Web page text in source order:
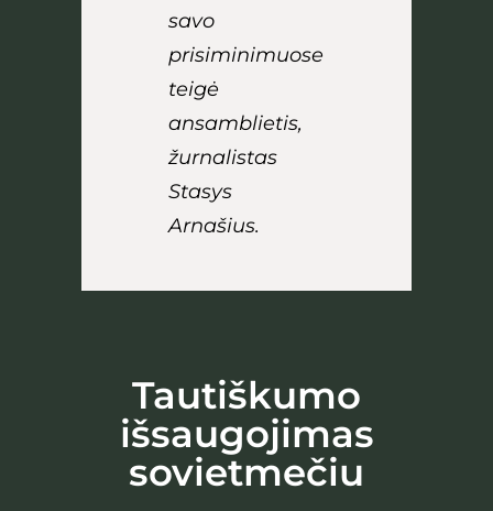
savo
prisiminimuose
teigė
ansamblietis,
žurnalistas
Stasys
Arnašius.
Tautiškumo
išsaugojimas
sovietmečiu